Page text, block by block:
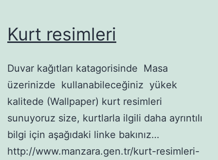
Kurt resimleri
Duvar kağıtları katagorisinde Masa
üzerinizde kullanabileceğiniz yükek
kalitede (Wallpaper) kurt resimleri
sunuyoruz size, kurtlarla ilgili daha ayrıntılı
bilgi için aşağıdaki linke bakınız…
http://www.manzara.gen.tr/kurt-resimleri-